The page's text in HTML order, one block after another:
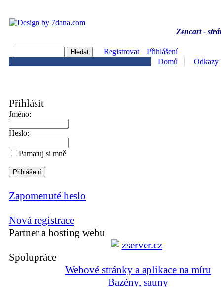
Zencart -
Registrovat
Přihlášení
Domů
Odkazy
Přihlásit
Jméno:
Heslo:
Pamatuj si mně
Zapomenuté heslo
Nová registrace
Partner a hosting webu
Spolupráce
Webové stránky a aplikace na míru
Bazény, sauny